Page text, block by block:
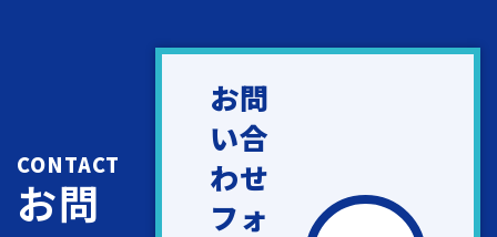
CONTACT
お問
お問
い合
わせ
フォ